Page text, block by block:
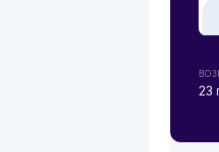
23